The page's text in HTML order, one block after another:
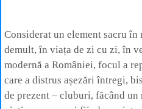
Considerat un element sacru
demult, în viața de zi cu zi, în
modernă a României, focul a
care a distrus așezări întregi,
de prezent – cluburi, făcând un